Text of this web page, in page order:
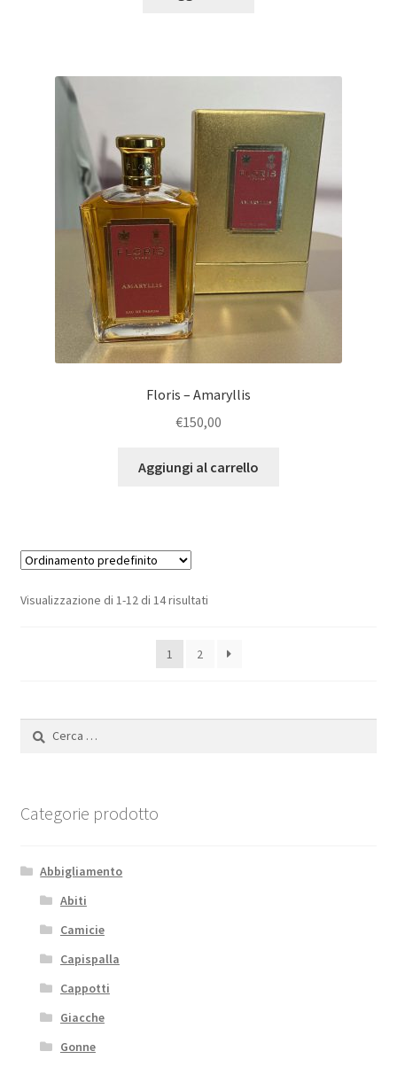
Floris – Amaryllis
€150,00
Aggiungi al carrello
Visualizzazione di 1-12 di 14 risultati
1 2
Ricerca
Categorie prodotto
Abbigliamento
Abiti
Camicie
Capispalla
Cappotti
Giacche
Gonne